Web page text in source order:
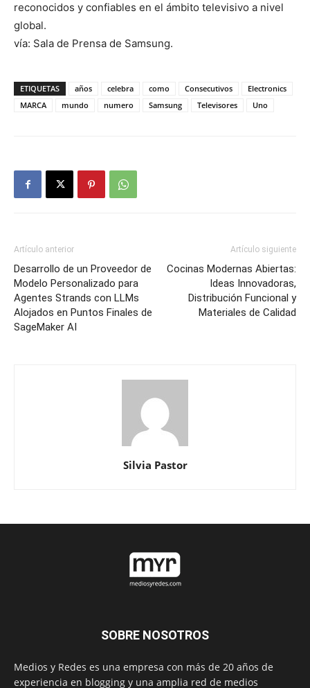
reconocidos y confiables en el ámbito televisivo a nivel
global.
vía: Sala de Prensa de Samsung.
ETIQUETAS años celebra como Consecutivos
Electronics
MARCA
mundo numero Samsung Televisores Uno
Artículo anterior
Desarrollo de un Proveedor de
Modelo Personalizado para
Agentes Strands con LLMs
Alojados en Puntos Finales de
SageMaker AI
Artículo siguiente
Cocinas Modernas Abiertas:
Ideas Innovadoras,
Distribución Funcional y
Materiales de Calidad
Silvia Pastor
SOBRE NOSOTROS
Medios y Redes es una empresa con más de 20 años de
experiencia en blogging y una amplia red de medios